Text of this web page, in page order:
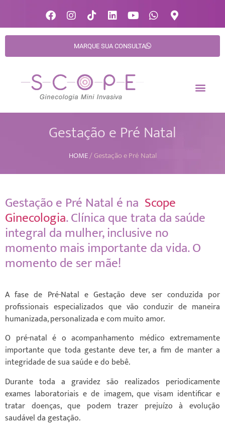
MARQUE SUA CONSULTA
Gestação e Pré Natal
HOME/Gestação e Pré Natal
Gestação e Pré Natal é na Scope
Ginecologia. Clínica que trata da saúde
integral da mulher, inclusive no
momento mais importante da vida. O
momento de ser mãe!
A fase de Pré-Natal e Gestação deve ser conduzida por
profissionais especializados que vão conduzir de maneira
humanizada, personalizada e com muito amor.
O pré-natal é o acompanhamento médico extremamente
importante que toda gestante deve ter, a fim de manter a
integridade de sua saúde e do bebê.
Durante toda a gravidez são realizados periodicamente
exames laboratoriais e de imagem, que visam identificar e
tratar doenças, que podem trazer prejuízo à evolução
saudável da gestação.